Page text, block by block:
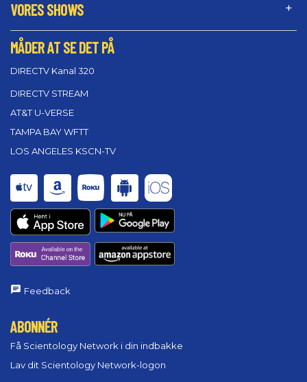
VORES SHOWS
MÅDER AT SE DET PÅ
DIRECTV Kanal 320
DIRECTV STREAM
AT&T U-VERSE
TAMPA BAY WFTT
LOS ANGELES KSCN-TV
Feedback
ABONNÉR
Få Scientology Network i din indbakke
Lav dit Scientology Network-logon